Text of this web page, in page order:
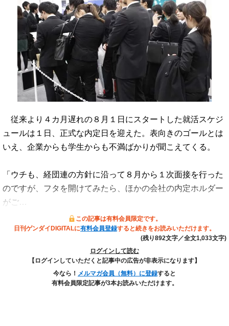
従来より４カ月遅れの８月１日にスタートした就活スケジ
ュールは１日、正式な内定日を迎えた。表向きのゴールとは
いえ、企業からも学生からも不満ばかりが聞こえてくる。
「ウチも、経団連の方針に沿って８月から１次面接を行った
のですが、フタを開けてみたら、ほかの会社の内定ホルダー
がご…
この記事は有料会員限定です。
日刊ゲンダイDIGITALに有料会員登録すると続きをお読みいただけます。
(残り892文字／全文1,033文字)
ログインして読む
【ログインしていただくと記事中の広告が非表示になります】
今なら！ メルマガ会員（無料）に登録すると
有料会員限定記事が3本お読みいただけます。